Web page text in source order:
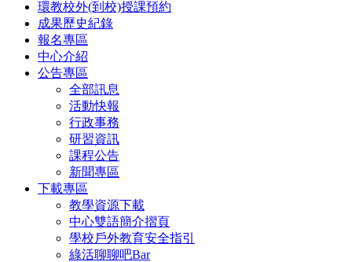
環教校外(到校)授課預約
成果歷史紀錄
報名專區
中心介紹
公告專區
全部訊息
活動快報
行政事務
研習資訊
課程公告
新聞專區
下載專區
教學資源下載
中心雙語簡介摺頁
學校戶外教育安全指引
綠活聊聊吧Bar